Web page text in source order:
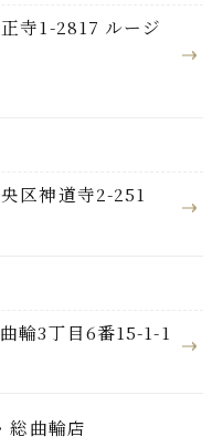
寺1-2817 ルージ
区神道寺2-251
輪3丁目6番15-1-1
曲輪店